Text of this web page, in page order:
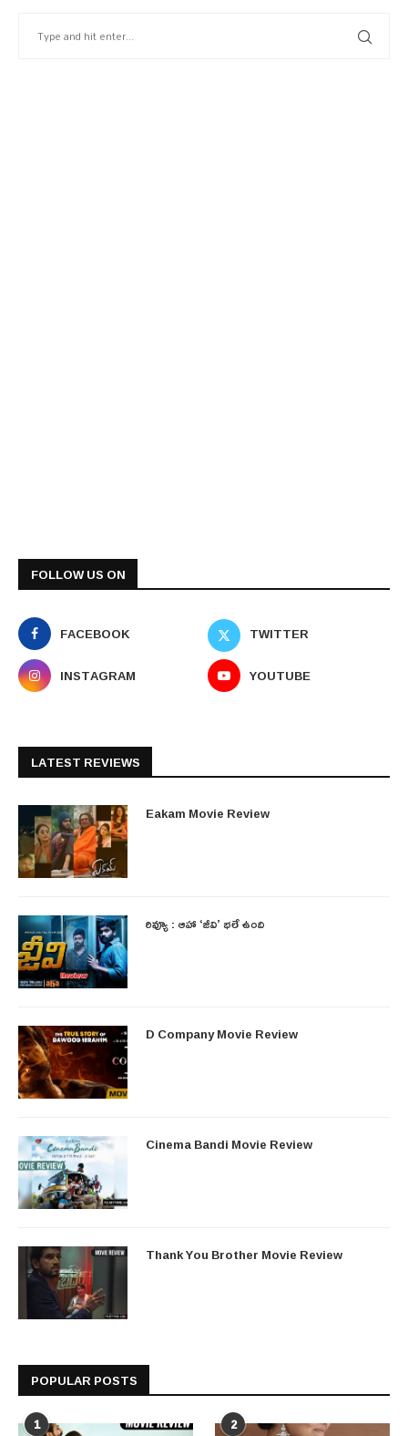
FOLLOW US ON
FACEBOOK
TWITTER
INSTAGRAM
YOUTUBE
LATEST REVIEWS
Eakam Movie Review
రివ్యూ : ఆహా ‘జీవి’ భలే ఉంది
D Company Movie Review
Cinema Bandi Movie Review
Thank You Brother Movie Review
POPULAR POSTS
1 2